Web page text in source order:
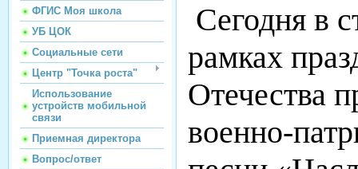
ФГИС Моя школа
УБ ЦОК
Социальные сети
Центр "Точка роста"
Использование
устройств мобильной
связи
Приемная директора
Вопрос/ответ
Сегодня
рамках
Отечества
военно-